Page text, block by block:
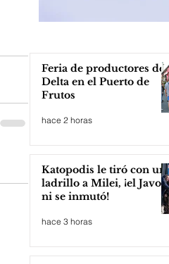
Feria de productores del
Delta en el Puerto de
Frutos
hace 2 horas
Katopodis le tiró con un
ladrillo a Milei, ¡el Javo
ni se inmutó!
hace 3 horas